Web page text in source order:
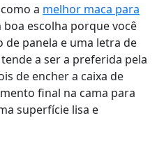
a melhor maca para
boa escolha porque você
panela e uma letra de
a ser a preferida pela
de encher a caixa de
final na cama para
superfície lisa e